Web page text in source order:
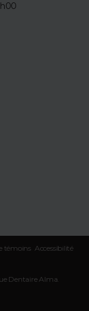
témoins Accessibilité
Dentaire Alma